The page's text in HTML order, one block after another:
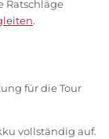
Ratschläge
.
für die Tour
vollständig auf.